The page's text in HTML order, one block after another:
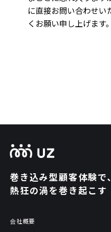
巻き込み型顧客体験で、
熱狂の渦を巻き起こす
会社概要